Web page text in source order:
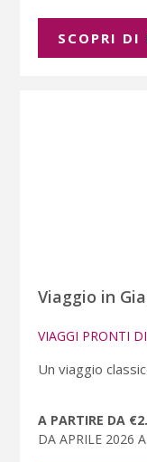
SCOPRI DI
Viaggio in
VIAGGI PRONTI
Un viaggio
A PARTIRE DA
DA APRILE 2026